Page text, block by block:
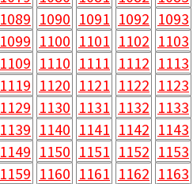
1089 1090 1091 1092 1093
1099 1100 1101 1102 1103
1109 1110 1111 1112 1113
1119 1120 1121 1122 1123
1129 1130 1131 1132 1133
1139 1140 1141 1142 1143
1149 1150 1151 1152 1153
1159 1160 1161 1162 1163